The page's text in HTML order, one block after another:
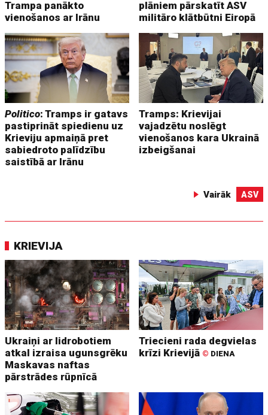
Trampa panākto
vienošanos ar Irānu
plāniem pārskatīt ASV
militāro klātbūtni Eiropā
Politico: Tramps ir gatavs
pastiprināt spiedienu uz
Krieviju apmaiņā pret
sabiedroto palīdzību
saistībā ar Irānu
Tramps: Krievijai
vajadzētu noslēgt
vienošanos kara Ukrainā
izbeigšanai
Vairāk ASV
KRIEVIJA
Ukraiņi ar lidrobotiem
atkal izraisa ugunsgrēku
Maskavas naftas
pārstrādes rūpnīcā
Triecieni rada degvielas
krīzi Krievijā © DIENA